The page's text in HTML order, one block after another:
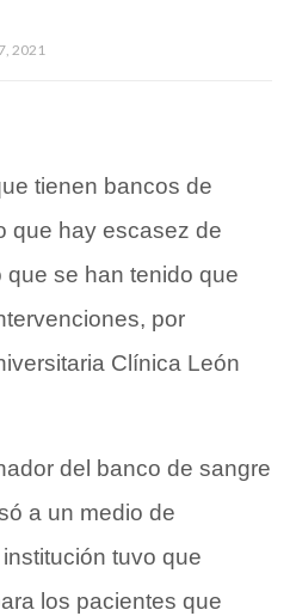
2021
tienen bancos de
que hay escasez de
que se han tenido que
por
Clínica León
del banco de sangre
a un medio de
tuvo que
los pacientes que